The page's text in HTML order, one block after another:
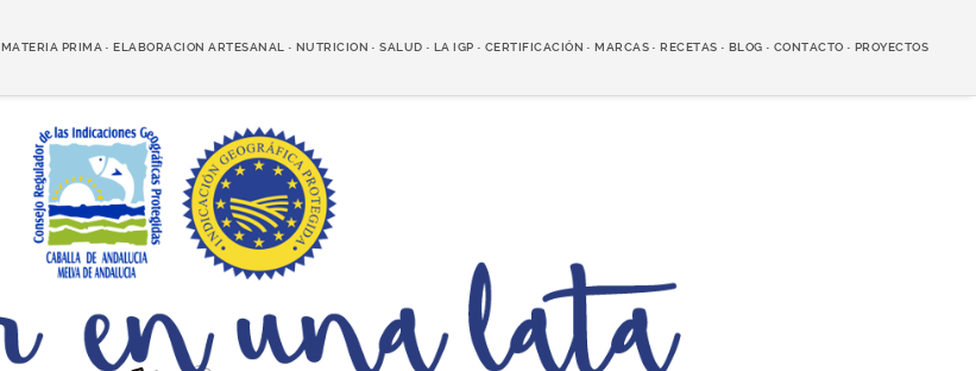
MATERIA PRIMA ELABORACION ARTESANAL NUTRICION SALUD LA IGP CERTIFICACIÓN MARCAS RECETAS BLOG CONTACTO PROYECTOS